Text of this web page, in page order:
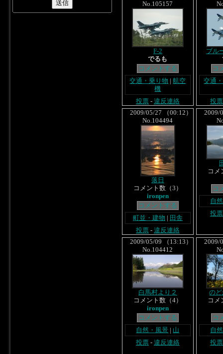
No.105157
F-2
でるも
コメントする
交通・乗り物
|航空
機
投票 - 違反連絡
ブル
コ
交通
投票
2009/05/27 （00:12）
No.104494
落日
コメント数（3）
ironpen
コメントする
町並・建物
田舎
投票 - 違反連絡
2009/
コメ
コ
自
投票
2009/05/09 （13:13）
No.104412
白馬村より２
コメント数（4）
ironpen
コメントする
自然・風景
山
投票 - 違反連絡
2009/
の
コメ
コ
自
投票